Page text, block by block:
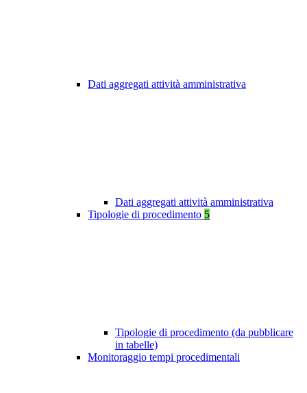
Dati aggregati attività amministrativa
Dati aggregati attività amministrativa
Tipologie di procedimento 5
Tipologie di procedimento (da pubblicare
in tabelle)
Monitoraggio tempi procedimentali